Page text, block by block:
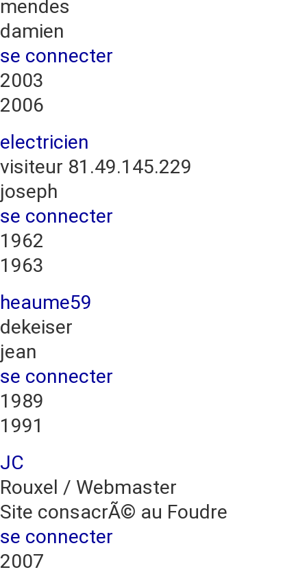
mendes
damien
se connecter
2003
2006
electricien
visiteur 81.49.145.229
joseph
se connecter
1962
1963
heaume59
dekeiser
jean
se connecter
1989
1991
JC
Rouxel / Webmaster
Site consacrÃ© au Foudre
se connecter
2007